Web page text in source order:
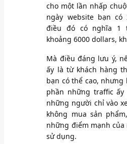
cho một lần nhấp
ngày website bạn
điều đó có nghĩa 1
khoảng 6000 dollars,
Mà điều đáng lưu ý,
ấy là từ khách hàng
bạn có thể cao, nhưng
phần những traffic
những người chỉ vào
không mua sản
những điểm mạnh
sử dụng.